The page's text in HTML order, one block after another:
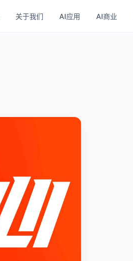
关于我们 AI应用 AI商业